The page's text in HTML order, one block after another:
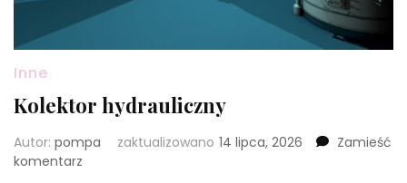
Inne
Kolektor hydrauliczny
Autor: pompa zaktualizowano 14 lipca, 2026
Zamieść
komentarz